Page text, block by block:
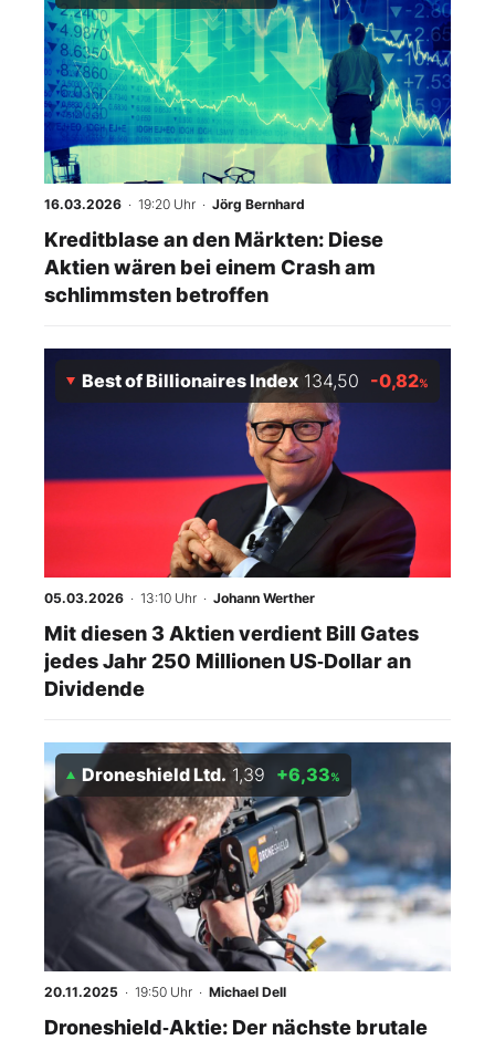
16.03.2026 · 19:20 Uhr · Jörg Bernhard
Kreditblase an den Märkten: Diese
Aktien wären bei einem Crash am
schlimmsten betroffen
Best of Billionaires Index 134,50 -0,82%
05.03.2026 · 13:10 Uhr · Johann Werther
Mit diesen 3 Aktien verdient Bill Gates
jedes Jahr 250 Millionen US‑Dollar an
Dividende
Droneshield Ltd. 1,39 +6,33%
20.11.2025 · 19:50 Uhr · Michael Dell
Droneshield‑Aktie: Der nächste brutale